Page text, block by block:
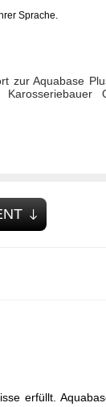
Sprache.
zur Aquabase
erfüllt.